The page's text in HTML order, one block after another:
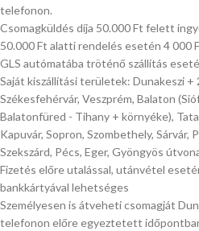
telefonon.
Csomagküldés díja 50.000 Ft felett
50.000 Ft alatti rendelés esetén 4 000
GLS autómatába tröténő szállítás
Saját kiszállítási területek: Dunakeszi +
Székesfehérvár, Veszprém, Balaton
Balatonfüred - Tihany + környéke),
Kapuvár, Sopron, Szombethely, Sárvár,
Szekszárd, Pécs, Eger, Gyöngyös
Fizetés előre utalással, utánvétel
bankkártyával lehetséges
Személyesen is átveheti csomagját
telefonon előre egyeztetett